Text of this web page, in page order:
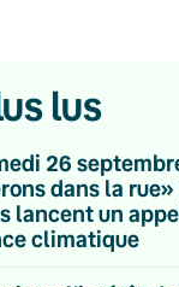
lus
26
dans la
lancent un
climatique